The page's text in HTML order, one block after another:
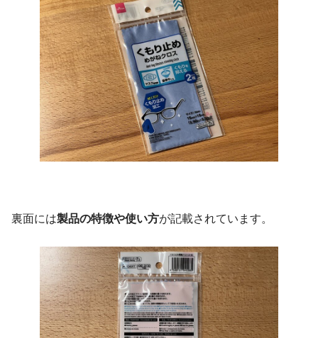
裏面には製品の特徴や使い方が記載されています。